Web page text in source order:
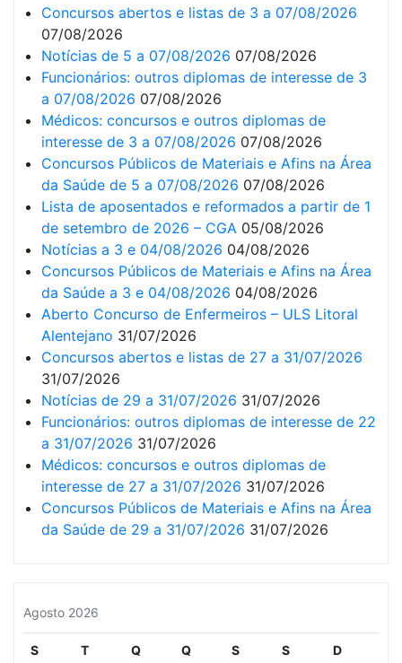
Concursos abertos e listas de 3 a 07/08/2026
07/08/2026
Notícias de 5 a 07/08/2026 07/08/2026
Funcionários: outros diplomas de interesse de 3
a 07/08/2026 07/08/2026
Médicos: concursos e outros diplomas de
interesse de 3 a 07/08/2026 07/08/2026
Concursos Públicos de Materiais e Afins na Área
da Saúde de 5 a 07/08/2026 07/08/2026
Lista de aposentados e reformados a partir de 1
de setembro de 2026 – CGA 05/08/2026
Notícias a 3 e 04/08/2026 04/08/2026
Concursos Públicos de Materiais e Afins na Área
da Saúde a 3 e 04/08/2026 04/08/2026
Aberto Concurso de Enfermeiros – ULS Litoral
Alentejano 31/07/2026
Concursos abertos e listas de 27 a 31/07/2026
31/07/2026
Notícias de 29 a 31/07/2026 31/07/2026
Funcionários: outros diplomas de interesse de 22
a 31/07/2026 31/07/2026
Médicos: concursos e outros diplomas de
interesse de 27 a 31/07/2026 31/07/2026
Concursos Públicos de Materiais e Afins na Área
da Saúde de 29 a 31/07/2026 31/07/2026
Agosto 2026
S T Q Q S S D